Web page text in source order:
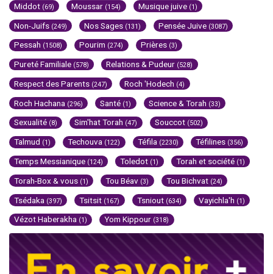
Middot (69) Moussar (154) Musique juive (1)
Non-Juifs (249) Nos Sages (131) Pensée Juive (3087)
Pessah (1508) Pourim (274) Prières (3)
Pureté Familiale (578) Relations & Pudeur (528)
Respect des Parents (247) Roch 'Hodech (4)
Roch Hachana (296) Santé (1) Science & Torah (33)
Sexualité (8) Sim'hat Torah (47) Souccot (502)
Talmud (1) Techouva (122) Téfila (2230) Téfilines (356)
Temps Messianique (124) Toledot (1) Torah et société (1)
Torah-Box & vous (1) Tou Béav (3) Tou Bichvat (24)
Tsédaka (397) Tsitsit (167) Tsniout (634) Vayichla'h (1)
Vézot Haberakha (1) Yom Kippour (318)